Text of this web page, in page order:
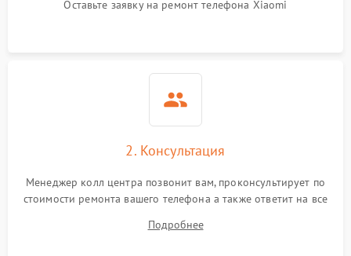
Оставьте заявку на ремонт телефона Xiaomi
2. Консультация
Менеджер колл центра позвонит вам, проконсультирует по
стоимости ремонта вашего телефона а также ответит на все
Подробнее